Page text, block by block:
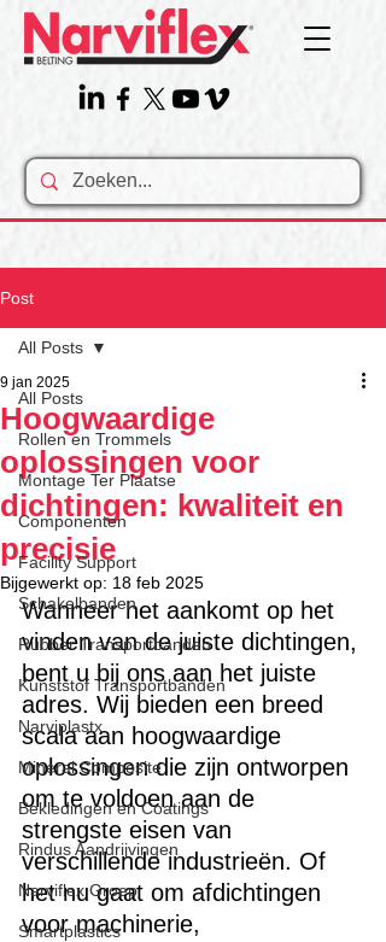
Post
All Posts
Rollen en Trommels
Montage Ter Plaatse
Componenten
Facility Support
Schakelbanden
Rubber Transportbanden
Kunststof Transportbanden
Narviplastx
Mineral Composite
Bekledingen en Coatings
Rindus Aandrijvingen
Narviflex Groep
Smartplastics
All Posts
Hoogwaardige
oplossingen voor
dichtingen: kwaliteit en
precisie
9 jan 2025
Bijgewerkt op: 18 feb 2025
Wanneer het aankomt op het
vinden van de juiste dichtingen,
bent u bij ons aan het juiste
adres. Wij bieden een breed
scala aan hoogwaardige
oplossingen die zijn ontworpen
om te voldoen aan de
strengste eisen van
verschillende industrieën. Of
het nu gaat om afdichtingen
voor machinerie,